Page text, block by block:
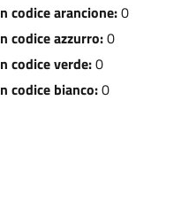
codice arancione:0
codice azzurro:0
codice verde:0
codice bianco:0